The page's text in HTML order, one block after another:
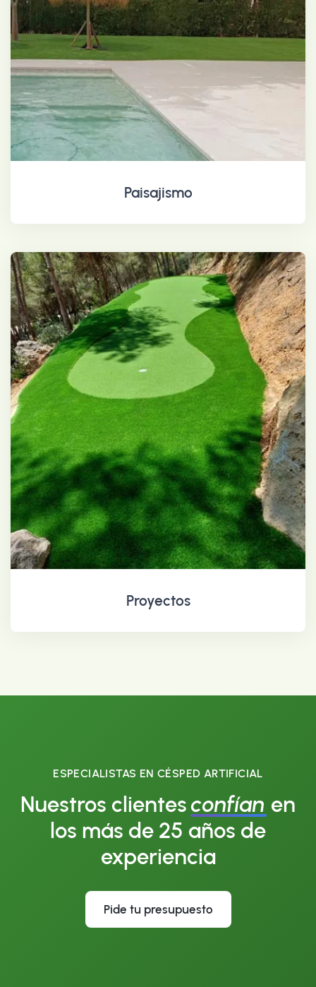
Paisajismo
Proyectos
ESPECIALISTAS EN CÉSPED ARTIFICIAL
Nuestros clientesconfían en
los más de 25 años de
experiencia
Pide tu presupuesto